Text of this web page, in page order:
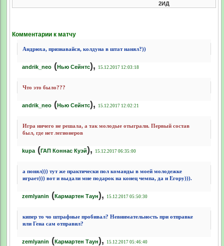
2ИД
Комментарии к матчу
Андрюха, признавайся, колдуна в штат нанял?))
andrik_neo(Нью Сейнтс), 15.12.2017 12:03:18
Что это было???
andrik_neo(Нью Сейнтс), 15.12.2017 12:02:21
Игра ничего не решала, а так молодые отыграли. Первый состав
был, где нет легионеров
kupa(ГАП Коннас Куэй), 15.12.2017 06:35:00
а понял))) тут же практически пол команды в моей молодежке
играет))) вот и выдали мне подарок на конец чемпа, да и Егору))).
zemlyanin (Кармартен Таун), 15.12.2017 05:50:30
кипер то чо штрафные пробивал? Невнимательность при отправке
или Гена сам отправил?
zemlyanin (Кармартен Таун), 15.12.2017 05:46:40